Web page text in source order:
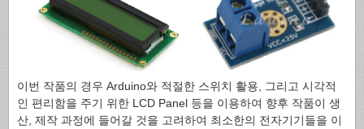
이번 작품의 경우 Arduino와 적절한 스위치 활용, 그리고 시각적
인 편리함을 주기 위한 LCD Panel 등을 이용하여 향후 작품이 생
산, 제작 과정에 들어갈 것을 고려하여 최소한의 전자기기들을 이